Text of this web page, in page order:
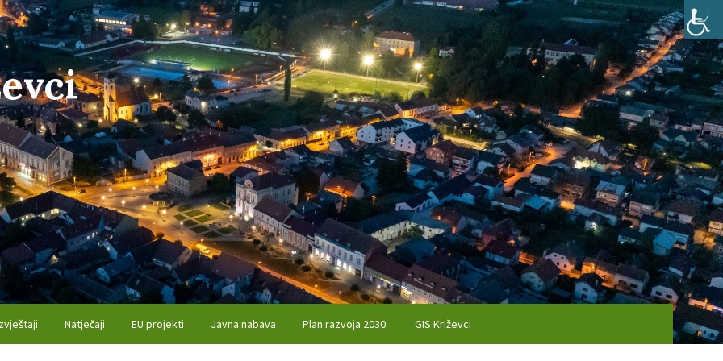
Natječaji EU projekti Javna nabava Plan razvoja 2030. GIS Križevci